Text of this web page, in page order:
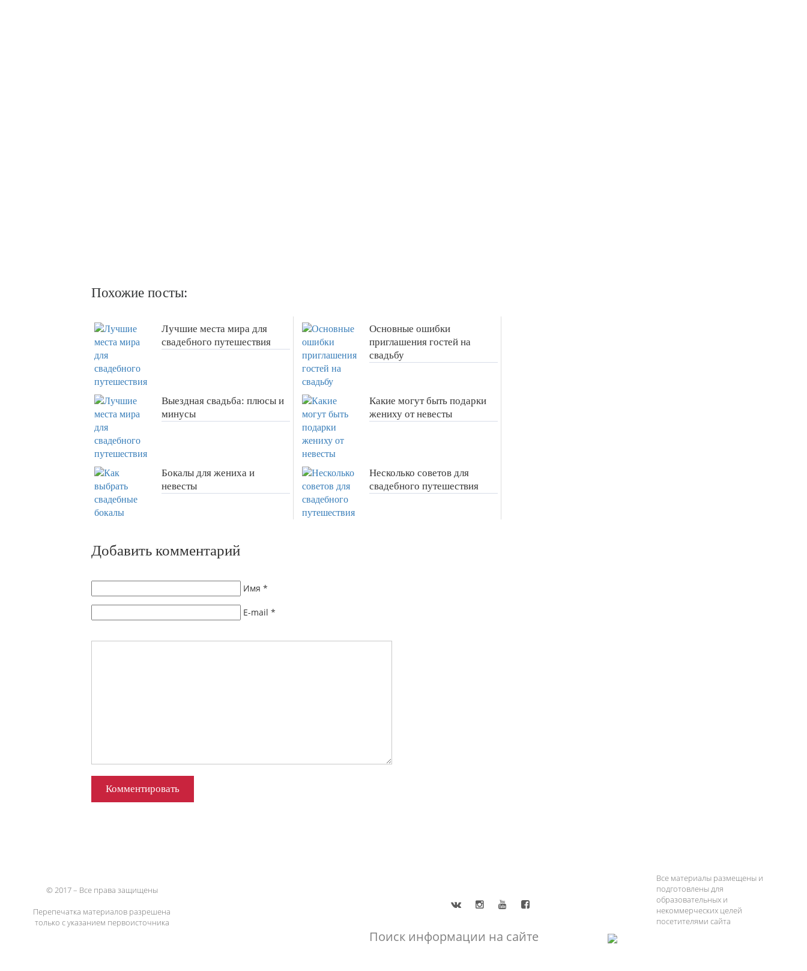
Похожие посты:
Лучшие места мира для
свадебного путешествия
Основные ошибки
приглашения гостей на
свадьбу
Выездная свадьба: плюсы и
минусы
Какие могут быть подарки
жениху от невесты
Бокалы для жениха и
невесты
Несколько советов для
свадебного путешествия
Добавить комментарий
Имя *
E-mail *
© 2017 – Все права защищены
Перепечатка материалов разрешена
только с указанием первоисточника
Все материалы размещены и
подготовлены для
образовательных и
некоммерческих целей
посетителями сайта